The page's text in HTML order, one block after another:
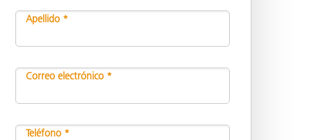
Apellido *
Correo electrónico *
Teléfono *